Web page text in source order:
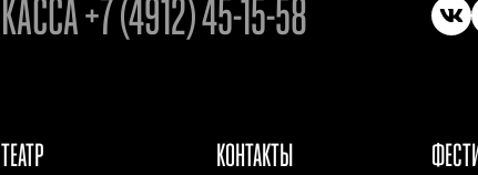
КАССА+7 (4912) 45-15-58
ТЕАТР КОНТАКТЫ